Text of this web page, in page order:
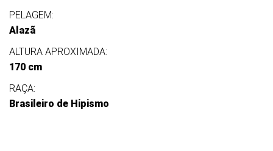
PELAGEM:
Alazã
ALTURA APROXIMADA:
170 cm
RAÇA:
Brasileiro de Hipismo